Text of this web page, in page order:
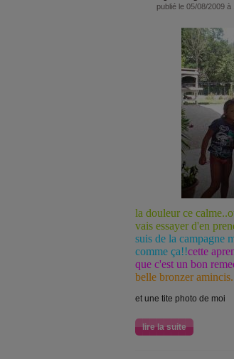
publié le 05/08/2009 à
la douleur ce
vais essayer d'en
suis de la campagne
comme ça!!cette
que c'est un bon
belle bronzer
et une tite photo de moi
lire la suite